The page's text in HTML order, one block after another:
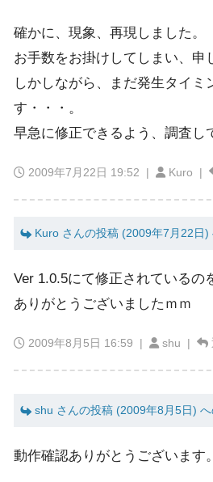
確かに、現象、再現しました。
お手数をお掛けしてしまい、申
しかしながら、まだ発生タイミ
す・・・。
早急に修正できるよう、調査し
2009年7月22日 19:52 | Kuro |
Kuro さんの投稿 (2009年7月22日)
Ver 1.0.5にて修正されているの
ありがとうございましたｍｍ
2009年8月5日 16:59 | shu |
shu さんの投稿 (2009年8月5日)
動作確認ありがとうございます。